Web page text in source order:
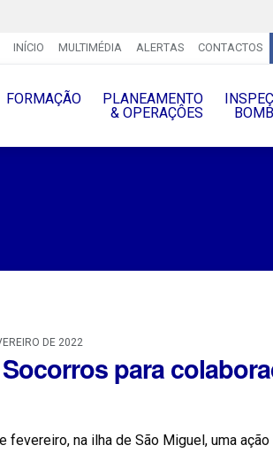
INÍCIO MULTIMÉDIA ALERTAS CONTACTOS
FORMAÇÃO
PLANEAMENTO
& OPERAÇÔES
DE 2022
para
fevereiro, na ilha de São Miguel, uma